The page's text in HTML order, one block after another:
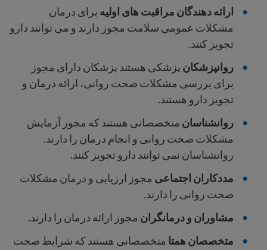
ارائه دهندگان مراقبت های اولیه برای درمان
مشکلات عمومی سلامت مجوز دارند و می توانند دارو
تجویز کنند.
روانپزشکان پزشکی هستند پزشکان دارای مجوز
برای بررسی مشکلات صحت روانی، ارائه درمان و
تجویز دارو هستند.
روانشناسان متخصصانی هستند که مجوز آزمایش
مشکلات صحت روانی و انجام درمان را دارند.
روانشناسان نمی توانند دارو تجویز کنند.
مددکاران اجتماعی مجوز ارزیابی و درمان مشکلات
صحت روانی را دارند.
مشاوران و درمانگران مجوز ارائه درمان را دارند.
متخصصان همتا متخصصانی هستند که شرایط صحت